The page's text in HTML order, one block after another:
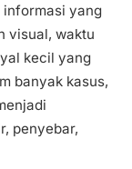
informasi yang
visual, waktu
kecil yang
banyak kasus,
penyebar,